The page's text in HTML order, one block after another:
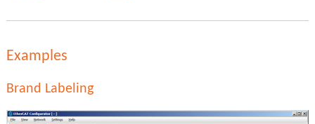
Examples
Brand Labeling